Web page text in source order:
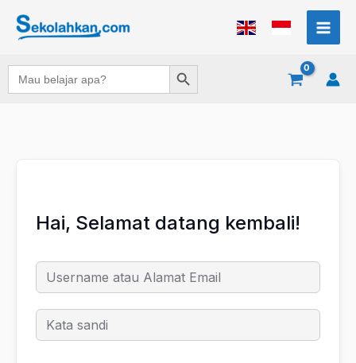
Search
for:
Search Button
Hai, Selamat datang kembali!